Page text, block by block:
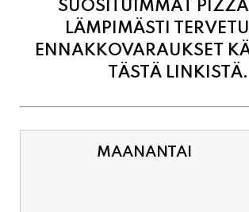
TÄSTÄ LINKISTÄ.